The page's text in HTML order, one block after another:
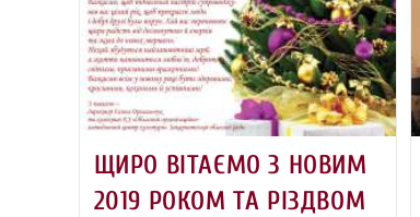
ЩИРО ВІТАЄМО З НОВИМ
2019 РОКОМ ТА РІЗДВОМ